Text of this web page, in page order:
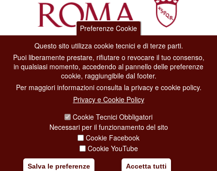
Dipartimento Grandi Eventi, Sport, Turismo e Moda.
Via di San Basilio, 51
00187 Roma
CONTACT CENTER TEL. 06 06 08
CONTATTA LA REDAZIONE
SOCIAL MEDIA POLICY
Preferenze Cookie
Questo sito utilizza cookie tecnici e di terze parti.
Puoi liberamente prestare, rifiutare o revocare il tuo consenso,
in qualsiasi momento, accedendo al pannello delle preferenze
cookie, raggiungibile dal footer.
Per maggiori informazioni consulta la privacy e cookie policy.
Privacy e Cookie Policy
Cookie Tecnici Obbligatori
Necessari per il funzionamento del sito
Cookie Facebook
Cookie YouTube
Salva le preferenze Accetta tutti